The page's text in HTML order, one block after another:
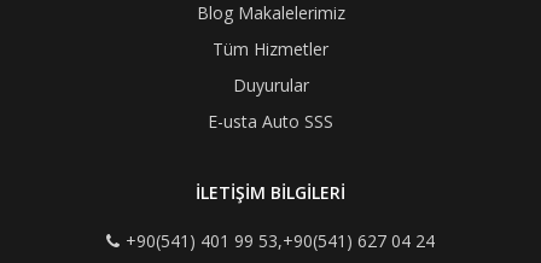
Blog Makalelerimiz
Tüm Hizmetler
Duyurular
E-usta Auto SSS
İLETİŞİM BİLGİLERİ
+90(541) 401 99 53,+90(541) 627 04 24